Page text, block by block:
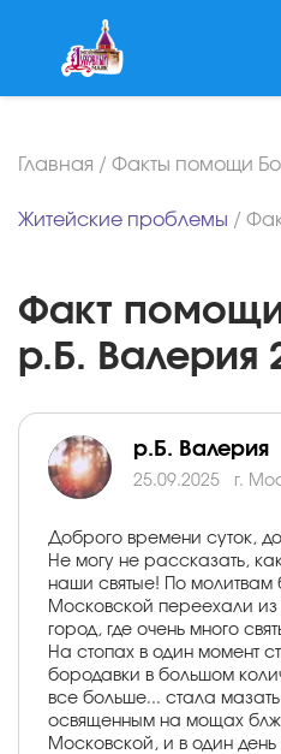
Главная / Факты помощи
Житейские проблемы /
Факт
р.Б. Валерия
р.Б. Валерия
25.09.2025 г.
Доброго времени суток,
Не могу не рассказать,
наши святые! По
Московской переехали
город, где очень много
На стопах в один момент
бородавки в большом
все больше... стала
освященным на мощах
Московской, и в один день